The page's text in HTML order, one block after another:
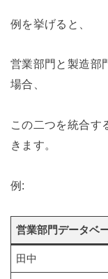
例を挙げると、
営業部門と製造部
場合、
この二つを統合す
きます。
例:
営業部門データベ
田中